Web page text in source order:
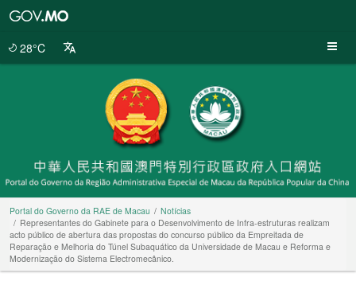
28°C
Portal do Governo da RAE de Macau
Notícias
Representantes do Gabinete para o Desenvolvimento de Infra-estruturas realizam
acto público de abertura das propostas do concurso público da Empreitada de
Reparação e Melhoria do Túnel Subaquático da Universidade de Macau e Reforma e
Modernização do Sistema Electromecânico.